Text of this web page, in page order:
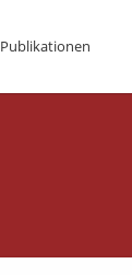
Publikationen